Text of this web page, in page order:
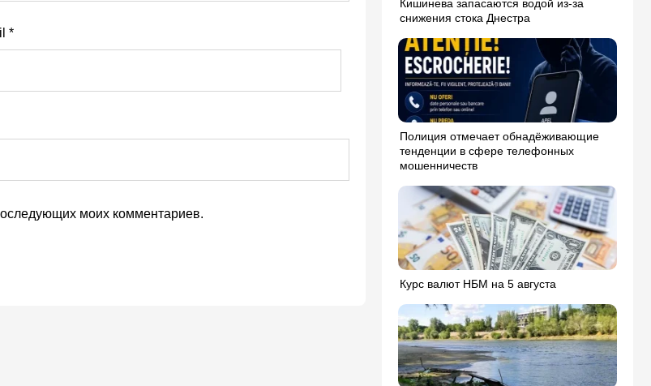
*
моих комментариев.
Кишинева запасаются водой из-за
снижения стока Днестра
Полиция отмечает обнадёживающие
тенденции в сфере телефонных
мошенничеств
Курс валют НБМ на 5 августа